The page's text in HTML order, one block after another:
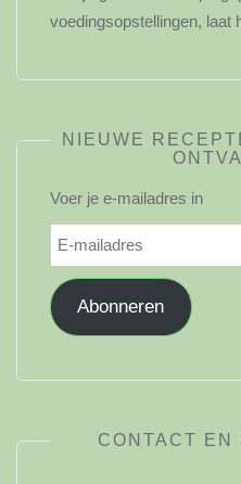
voedingsopstellingen, laat
NIEUWE
Voer je e-mailadres in
E-
mailadres
Abonneren
CONTACT EN